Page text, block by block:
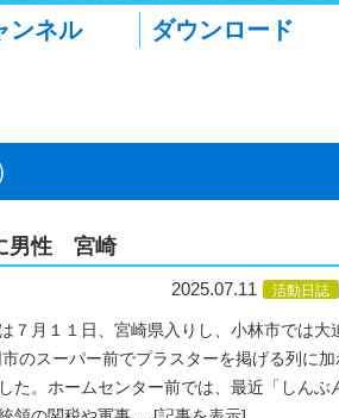
ンネル ダウンロード
男性 宮崎
2025.07.11 活動日誌
月１１日、宮崎県入りし、小林市では大
スーパー前でプラスターを掲げる列に加
た。ホームセンター前では、最近「しん